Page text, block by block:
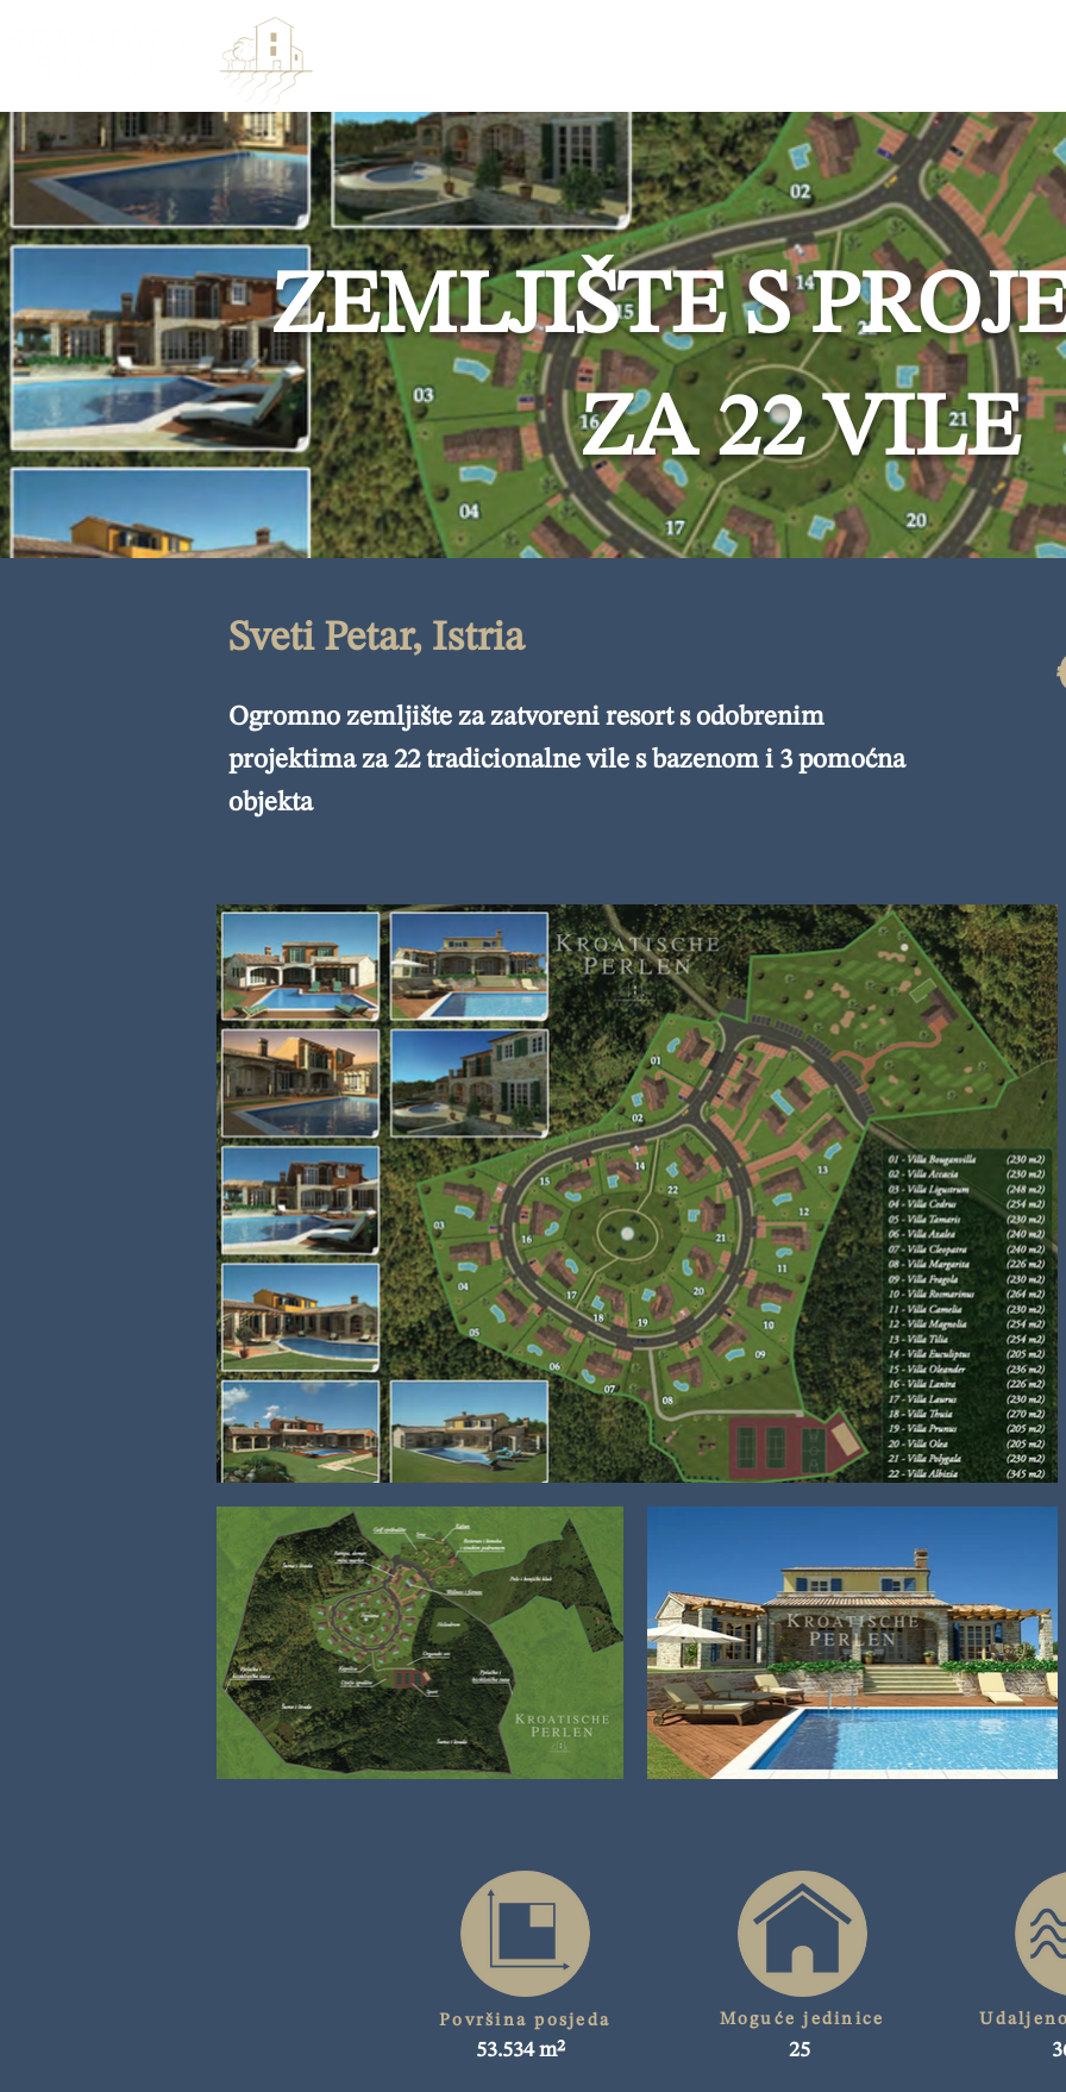
ZEMLJIŠTE S
ZA 22 VILE
Sveti Petar, Istria
Ogromno zemljište za zatvoreni resort s odobrenim
projektima za 22 tradicionalne vile s bazenom i 3 pomoćna
objekta
Površina posjeda Moguće jedinice
53.534 m² 25